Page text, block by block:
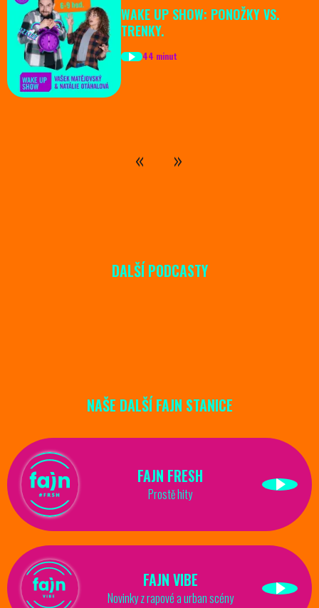
WAKE UP SHOW: PONOŽKY VS.
TRENKY.
44 minut
DALŠÍ PODCASTY
NAŠE DALŠÍ FAJN STANICE
FAJN FRESH
Prostě hity
FAJN VIBE
Novinky z rapové a urban scény